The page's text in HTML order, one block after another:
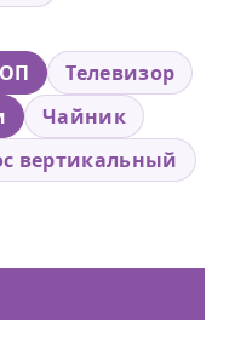
Телевизор
Чайник
вертикальный